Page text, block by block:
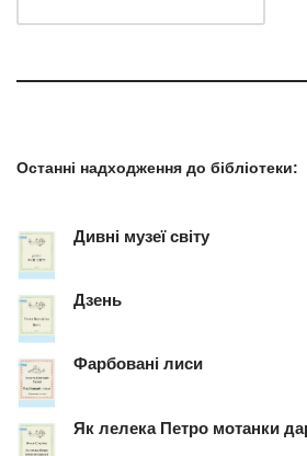
Останні надходження до бібліотеки:
Дивні музеї світу
Дзень
Фарбовані лиси
Як лелека Петро мотанки